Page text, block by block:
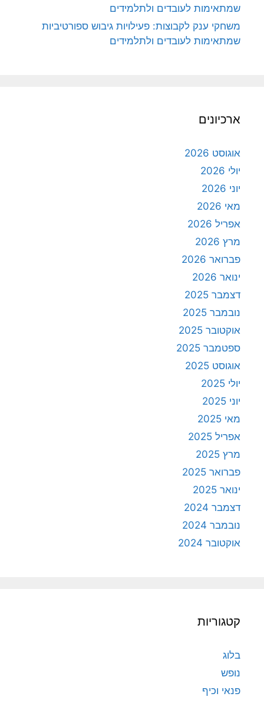
שמתאימות לעובדים ולתלמידים
משחקי ענק לקבוצות: פעילויות גיבוש ספורטיביות
שמתאימות לעובדים ולתלמידים
ארכיונים
אוגוסט 2026
יולי 2026
יוני 2026
מאי 2026
אפריל 2026
מרץ 2026
פברואר 2026
ינואר 2026
דצמבר 2025
נובמבר 2025
אוקטובר 2025
ספטמבר 2025
אוגוסט 2025
יולי 2025
יוני 2025
מאי 2025
אפריל 2025
מרץ 2025
פברואר 2025
ינואר 2025
דצמבר 2024
נובמבר 2024
אוקטובר 2024
קטגוריות
בלוג
נופש
פנאי וכיף